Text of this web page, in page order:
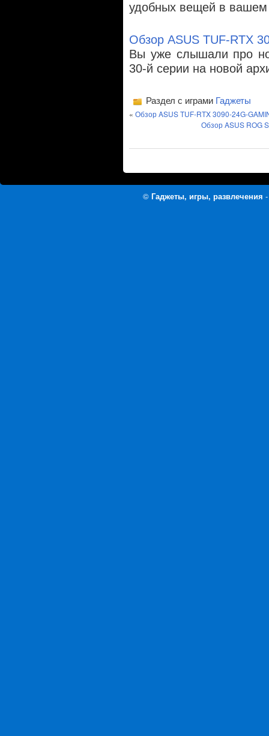
удобных вещей в
Обзор ASUS TUF-RTX
Вы уже слышали про
30-й серии на новой
Раздел с играми Гаджеты
« Обзор ASUS TUF-RTX 3090-24G-
Обзор ASUS ROG
© Гаджеты, игры, развлечения